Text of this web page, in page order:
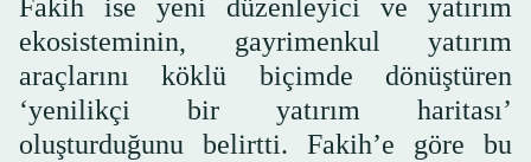
Fakih ise yeni düzenleyici ve yatırım
ekosisteminin, gayrimenkul yatırım
araçlarını köklü biçimde dönüştüren
‘yenilikçi bir yatırım haritası’
oluşturduğunu belirtti. Fakih’e göre bu